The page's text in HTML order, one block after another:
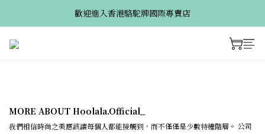
歡迎進入香港駱駝牌國際專賣店
MORE ABOUT Hoolala.Official_
我們相信時尚之美應該讓每個人都能接觸到，而不僅僅是少數特權階層。 公司